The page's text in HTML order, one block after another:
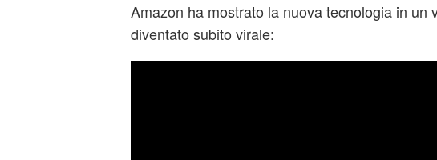
Amazon ha mostrato la nuova tecnologia in un
diventato subito virale: